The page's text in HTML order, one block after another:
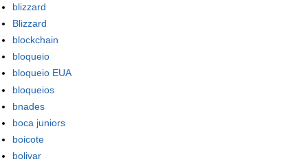
blizzard
Blizzard
blockchain
bloqueio
bloqueio EUA
bloqueios
bnades
boca juniors
boicote
bolivar